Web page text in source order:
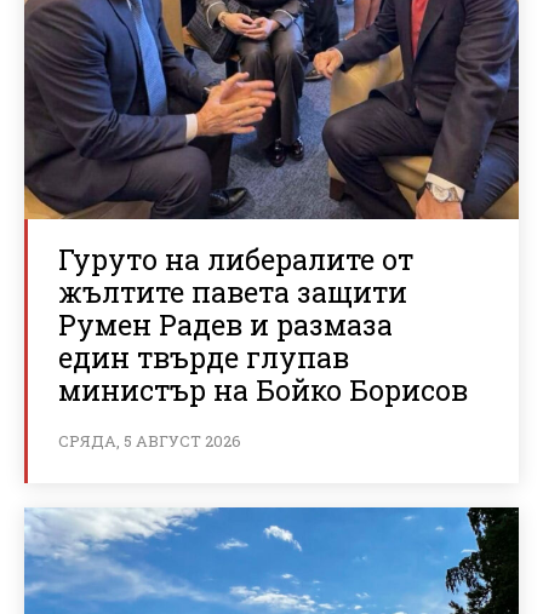
Гуруто на либералите от
жълтите павета защити
Румен Радев и размаза
един твърде глупав
министър на Бойко Борисов
СРЯДА, 5 АВГУСТ 2026